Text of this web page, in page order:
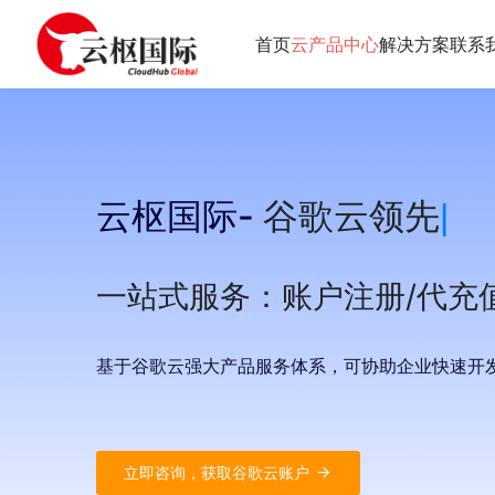
首页云产品中心解决方案联系
云枢国际- 谷歌云领先级
一站式服务：账户注册/代充
基于谷歌云强大产品服务体系，可协助企业快速开
立即咨询，获取谷歌云账户